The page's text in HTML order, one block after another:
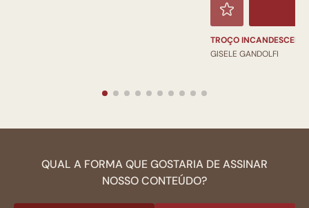
TROÇO
GISELE GANDOLFI
QUAL A FORMA QUE GOSTARIA DE ASSINAR
NOSSO CONTEÚDO?